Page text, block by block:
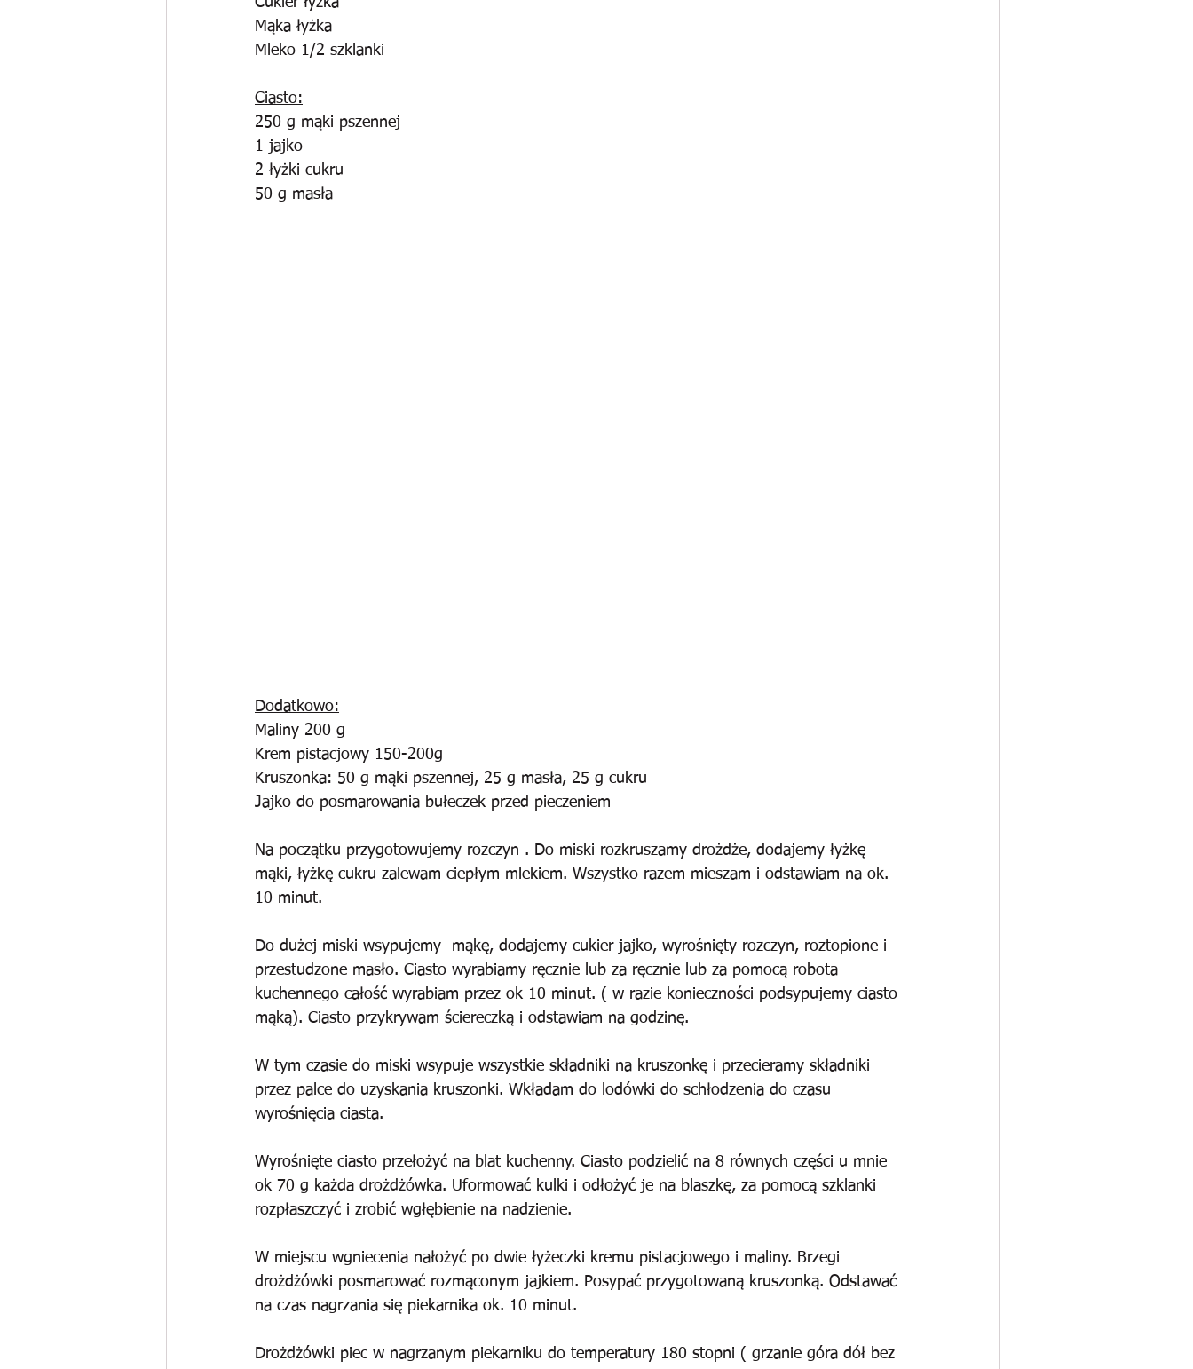
Mąka łyżka
Mleko 1/2 szklanki
Ciasto:
250 g mąki pszennej
1 jajko
2 łyżki cukru
50 g masła
Dodatkowo:
Maliny 200 g
Krem pistacjowy 150-200g
Kruszonka: 50 g mąki pszennej, 25 g masła, 25 g cukru
Jajko do posmarowania bułeczek przed pieczeniem
Na początku przygotowujemy rozczyn . Do miski rozkruszamy drożdże, dodajemy łyżkę
mąki, łyżkę cukru zalewam ciepłym mlekiem. Wszystko razem mieszam i odstawiam na ok.
10 minut.
Do dużej miski wsypujemy  mąkę, dodajemy cukier jajko, wyrośnięty rozczyn, roztopione i
przestudzone masło. Ciasto wyrabiamy ręcznie lub za ręcznie lub za pomocą robota
kuchennego całość wyrabiam przez ok 10 minut. ( w razie konieczności podsypujemy ciasto
mąką). Ciasto przykrywam ściereczką i odstawiam na godzinę.
W tym czasie do miski wsypuje wszystkie składniki na kruszonkę i przecieramy składniki
przez palce do uzyskania kruszonki. Wkładam do lodówki do schłodzenia do czasu
wyrośnięcia ciasta.
Wyrośnięte ciasto przełożyć na blat kuchenny. Ciasto podzielić na 8 równych części u mnie
ok 70 g każda drożdżówka. Uformować kulki i odłożyć je na blaszkę, za pomocą szklanki
rozpłaszczyć i zrobić wgłębienie na nadzienie.
W miejscu wgniecenia nałożyć po dwie łyżeczki kremu pistacjowego i maliny. Brzegi
drożdżówki posmarować rozmąconym jajkiem. Posypać przygotowaną kruszonką. Odstawać
na czas nagrzania się piekarnika ok. 10 minut.
Drożdżówki piec w nagrzanym piekarniku do temperatury 180 stopni ( grzanie góra dół bez